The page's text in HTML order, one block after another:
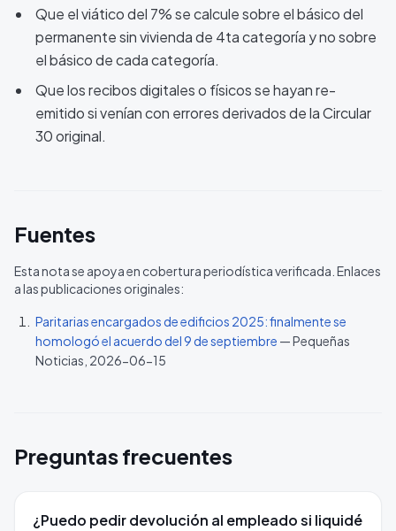
Que el viático del 7% se calcule sobre el básico del
permanente sin vivienda de 4ta categoría y no sobre
el básico de cada categoría.
Que los recibos digitales o físicos se hayan re-
emitido si venían con errores derivados de la Circular
30 original.
Fuentes
Esta nota se apoya en cobertura periodística verificada. Enlaces
a las publicaciones originales:
Paritarias encargados de edificios 2025: finalmente se
homologó el acuerdo del 9 de septiembre —Pequeñas
Noticias , 2026-06-15
Preguntas frecuentes
¿Puedo pedir devolución al empleado si liquidé